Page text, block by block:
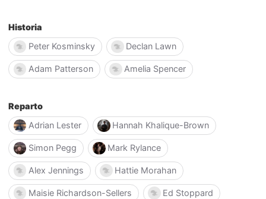
Historia
Peter Kosminsky
Declan Lawn
Adam Patterson Amelia Spencer
Reparto
Adrian Lester
Hannah Khalique-Brown
Simon Pegg Mark Rylance
Alex Jennings Hattie Morahan
Maisie Richardson-Sellers Ed Stoppard